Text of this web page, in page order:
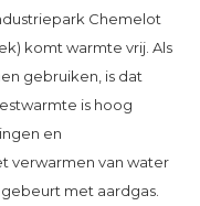
Chemelot
komt warmte vrij. Als
gebruiken, is dat
is hoog
en
verwarmen van water
met aardgas.